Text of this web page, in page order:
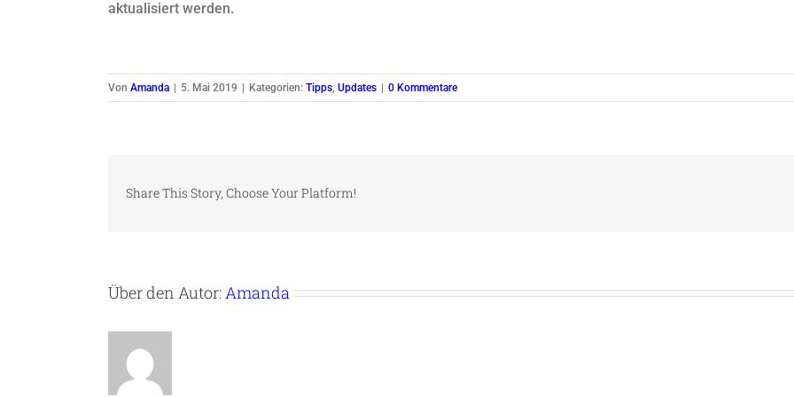
aktualisiert werden.
Von Amanda 5. Mai 2019 Kategorien: Tipps, Updates 0 Kommentare
Share This Story, Choose Your Platform!
Über den Autor: Amanda